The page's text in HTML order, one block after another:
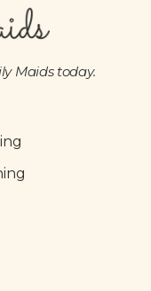
Maids today.